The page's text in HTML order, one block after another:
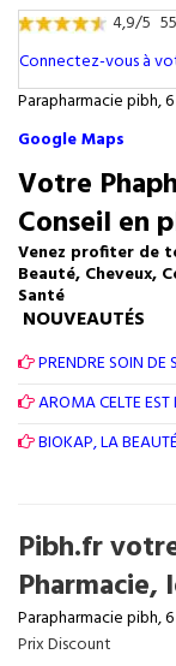
4,9/5
Connectez-vous à
Parapharmacie pibh, 6
Google Maps
Votre
Conseil en
Venez profiter de
Beauté, Cheveux,
Santé
NOUVEAUTÉS
PRENDRE SOIN DE
AROMA CELTE
BIOKAP, LA
Pibh.fr
Pharmacie,
Parapharmacie pibh, 6
Prix Discount